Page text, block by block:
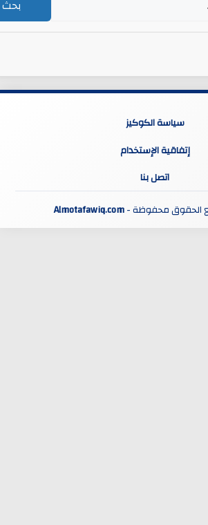
سياسة الكوكيز
إتفاقية الإستخدام
اتصل بنا
Almotafawiq.com